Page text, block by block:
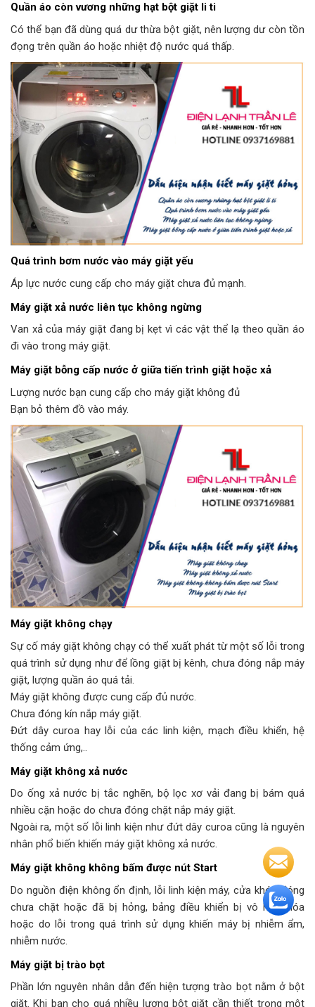
Quần áo còn vương những hạt bột giặt li ti
Có thể bạn đã dùng quá dư thừa bột giặt, nên lượng dư còn tồn
đọng trên quần áo hoặc nhiệt độ nước quá thấp.
Quá trình bơm nước vào máy giặt yếu
Áp lực nước cung cấp cho máy giặt chưa đủ mạnh.
Máy giặt xả nước liên tục không ngừng
Van xả của máy giặt đang bị kẹt vì các vật thể lạ theo quần áo
đi vào trong máy giặt.
Máy giặt bỗng cấp nước ở giữa tiến trình giặt hoặc xả
Lượng nước bạn cung cấp cho máy giặt không đủ
Bạn bỏ thêm đồ vào máy.
Máy giặt không chạy
Sự cố máy giặt không chạy có thể xuất phát từ một số lỗi trong
quá trình sử dụng như để lồng giặt bị kênh, chưa đóng nắp máy
giặt, lượng quần áo quá tải.
Máy giặt không được cung cấp đủ nước.
Chưa đóng kín nắp máy giặt.
Đứt dây curoa hay lỗi của các linh kiện, mạch điều khiển, hệ
thống cảm ứng,..
Máy giặt không xả nước
Do ống xả nước bị tắc nghẽn, bộ lọc xơ vải đang bị bám quá
nhiều cặn hoặc do chưa đóng chặt nắp máy giặt.
Ngoài ra, một số lỗi linh kiện như đứt dây curoa cũng là nguyên
nhân phổ biến khiến máy giặt không xả nước.
Máy giặt không không bấm được nút Start
Do nguồn điện không ổn định, lỗi linh kiện máy, cửa khóa đóng
chưa chặt hoặc đã bị hỏng, bảng điều khiển bị vô hiệu hóa
hoặc do lỗi trong quá trình sử dụng khiến máy bị nhiễm ẩm,
nhiễm nước.
Máy giặt bị trào bọt
Phần lớn nguyên nhân dẫn đến hiện tượng trào bọt nằm ở bột
giặt. Khi bạn cho quá nhiều lượng bột giặt cần thiết trong một